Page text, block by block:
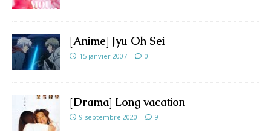
[Anime] Jyu Oh Sei
15 janvier 2007 0
[Drama] Long vacation
9 septembre 2020 9